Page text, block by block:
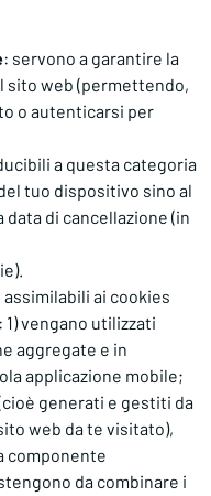
: servono a garantire la
sito web (permettendo,
o autenticarsi per
a questa categoria
tuo dispositivo sino al
di cancellazione (in
ai cookies
vengano utilizzati
aggregate e in
applicazione mobile;
generati e gestiti da
web da te visitato),
componente
da combinare i